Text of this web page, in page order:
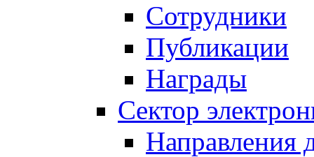
Сотрудники
Публикации
Награды
Сектор
Направления